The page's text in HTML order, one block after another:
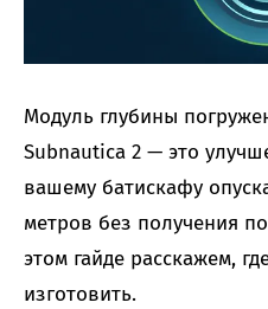
Модуль глубины
Subnautica 2 — это
вашему батискафу
метров без получения
этом гайде расскажем,
изготовить.